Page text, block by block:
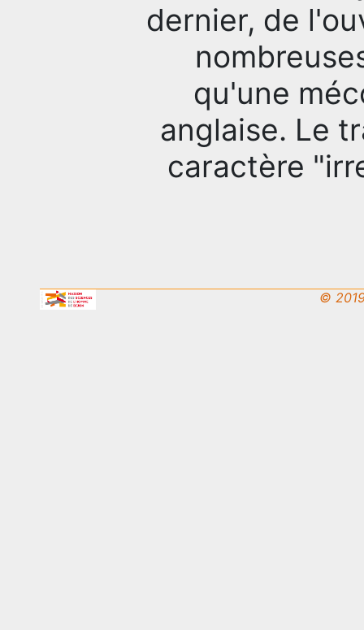
dernier, de
qu'une
anglaise. Le
caractère
©